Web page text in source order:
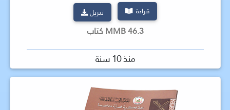
قراءة تنزيل
46.3 MMB كتاب
منذ 10 سنة